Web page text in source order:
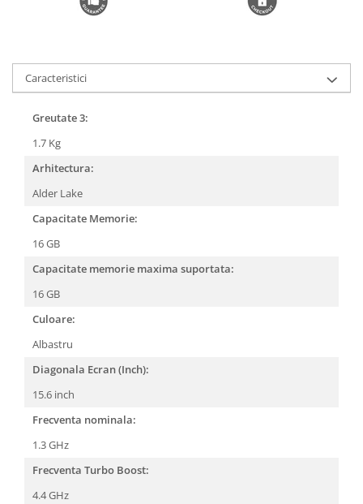
Caracteristici
Greutate 3:
1.7 Kg
Arhitectura:
Alder Lake
Capacitate Memorie:
16 GB
Capacitate memorie maxima suportata:
16 GB
Culoare:
Albastru
Diagonala Ecran (Inch):
15.6 inch
Frecventa nominala:
1.3 GHz
Frecventa Turbo Boost:
4.4 GHz